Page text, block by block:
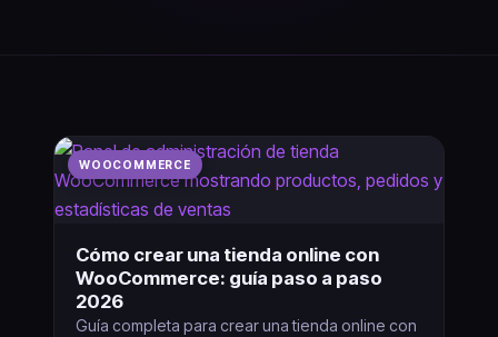
WOOCOMMERCE
Cómo crear una tienda online con
WooCommerce: guía paso a paso
2026
Guía completa para crear una tienda online con